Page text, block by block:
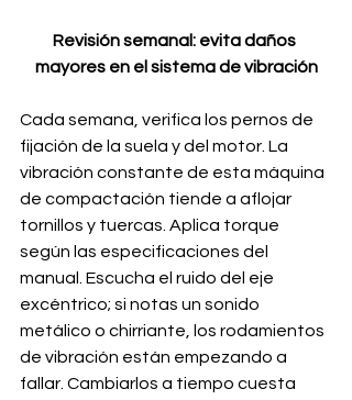
Revisión semanal: evita daños
mayores en el sistema de vibración
Cada semana, verifica los pernos de
fijación de la suela y del motor. La
vibración constante de esta máquina
de compactación tiende a aflojar
tornillos y tuercas. Aplica torque
según las especificaciones del
manual. Escucha el ruido del eje
excéntrico; si notas un sonido
metálico o chirriante, los rodamientos
de vibración están empezando a
fallar. Cambiarlos a tiempo cuesta